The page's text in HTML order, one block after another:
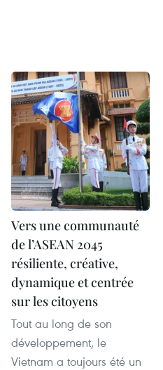
Vers une communauté
de l’ASEAN 2045
résiliente, créative,
dynamique et centrée
sur les citoyens
Tout au long de son
développement, le
Vietnam a toujours été un